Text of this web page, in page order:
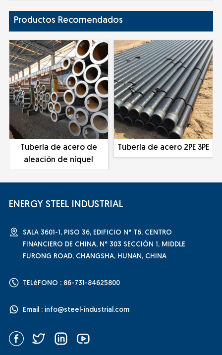
Productos Recomendados
Tubería de acero de
aleación de níquel
Tubería de acero 2PE 3PE
ENERGY STEEL INDUSTRIAL
SALA 3601-1, PISO 36, EDIFICIO N° T6, CENTRO
FINANCIERO DE CHINA, N° 303 SECCIÓN 1, MIDDLE
FURONG ROAD, CHANGSHA, HUNAN, CHINA
TELéFONO : 86-731-84625800
Email : info@steel-industrial.com